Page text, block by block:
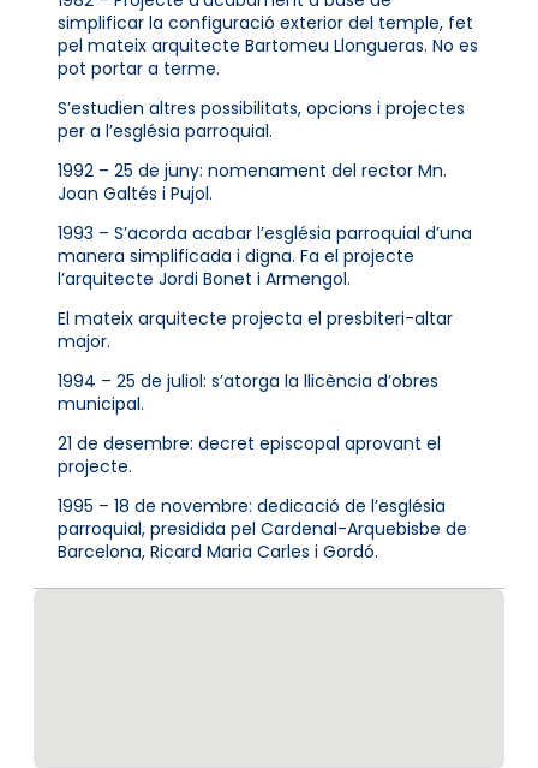
simplificar la configuració exterior del temple, fet
pel mateix arquitecte Bartomeu Llongueras. No es
pot portar a terme.
S’estudien altres possibilitats, opcions i projectes
per a l’església parroquial.
1992 – 25 de juny: nomenament del rector Mn.
Joan Galtés i Pujol.
1993 – S’acorda acabar l’església parroquial d’una
manera simplificada i digna. Fa el projecte
l’arquitecte Jordi Bonet i Armengol.
El mateix arquitecte projecta el presbiteri-altar
major.
1994 – 25 de juliol: s’atorga la llicència d’obres
municipal.
21 de desembre: decret episcopal aprovant el
projecte.
1995 – 18 de novembre: dedicació de l’església
parroquial, presidida pel Cardenal-Arquebisbe de
Barcelona, Ricard Maria Carles i Gordó.